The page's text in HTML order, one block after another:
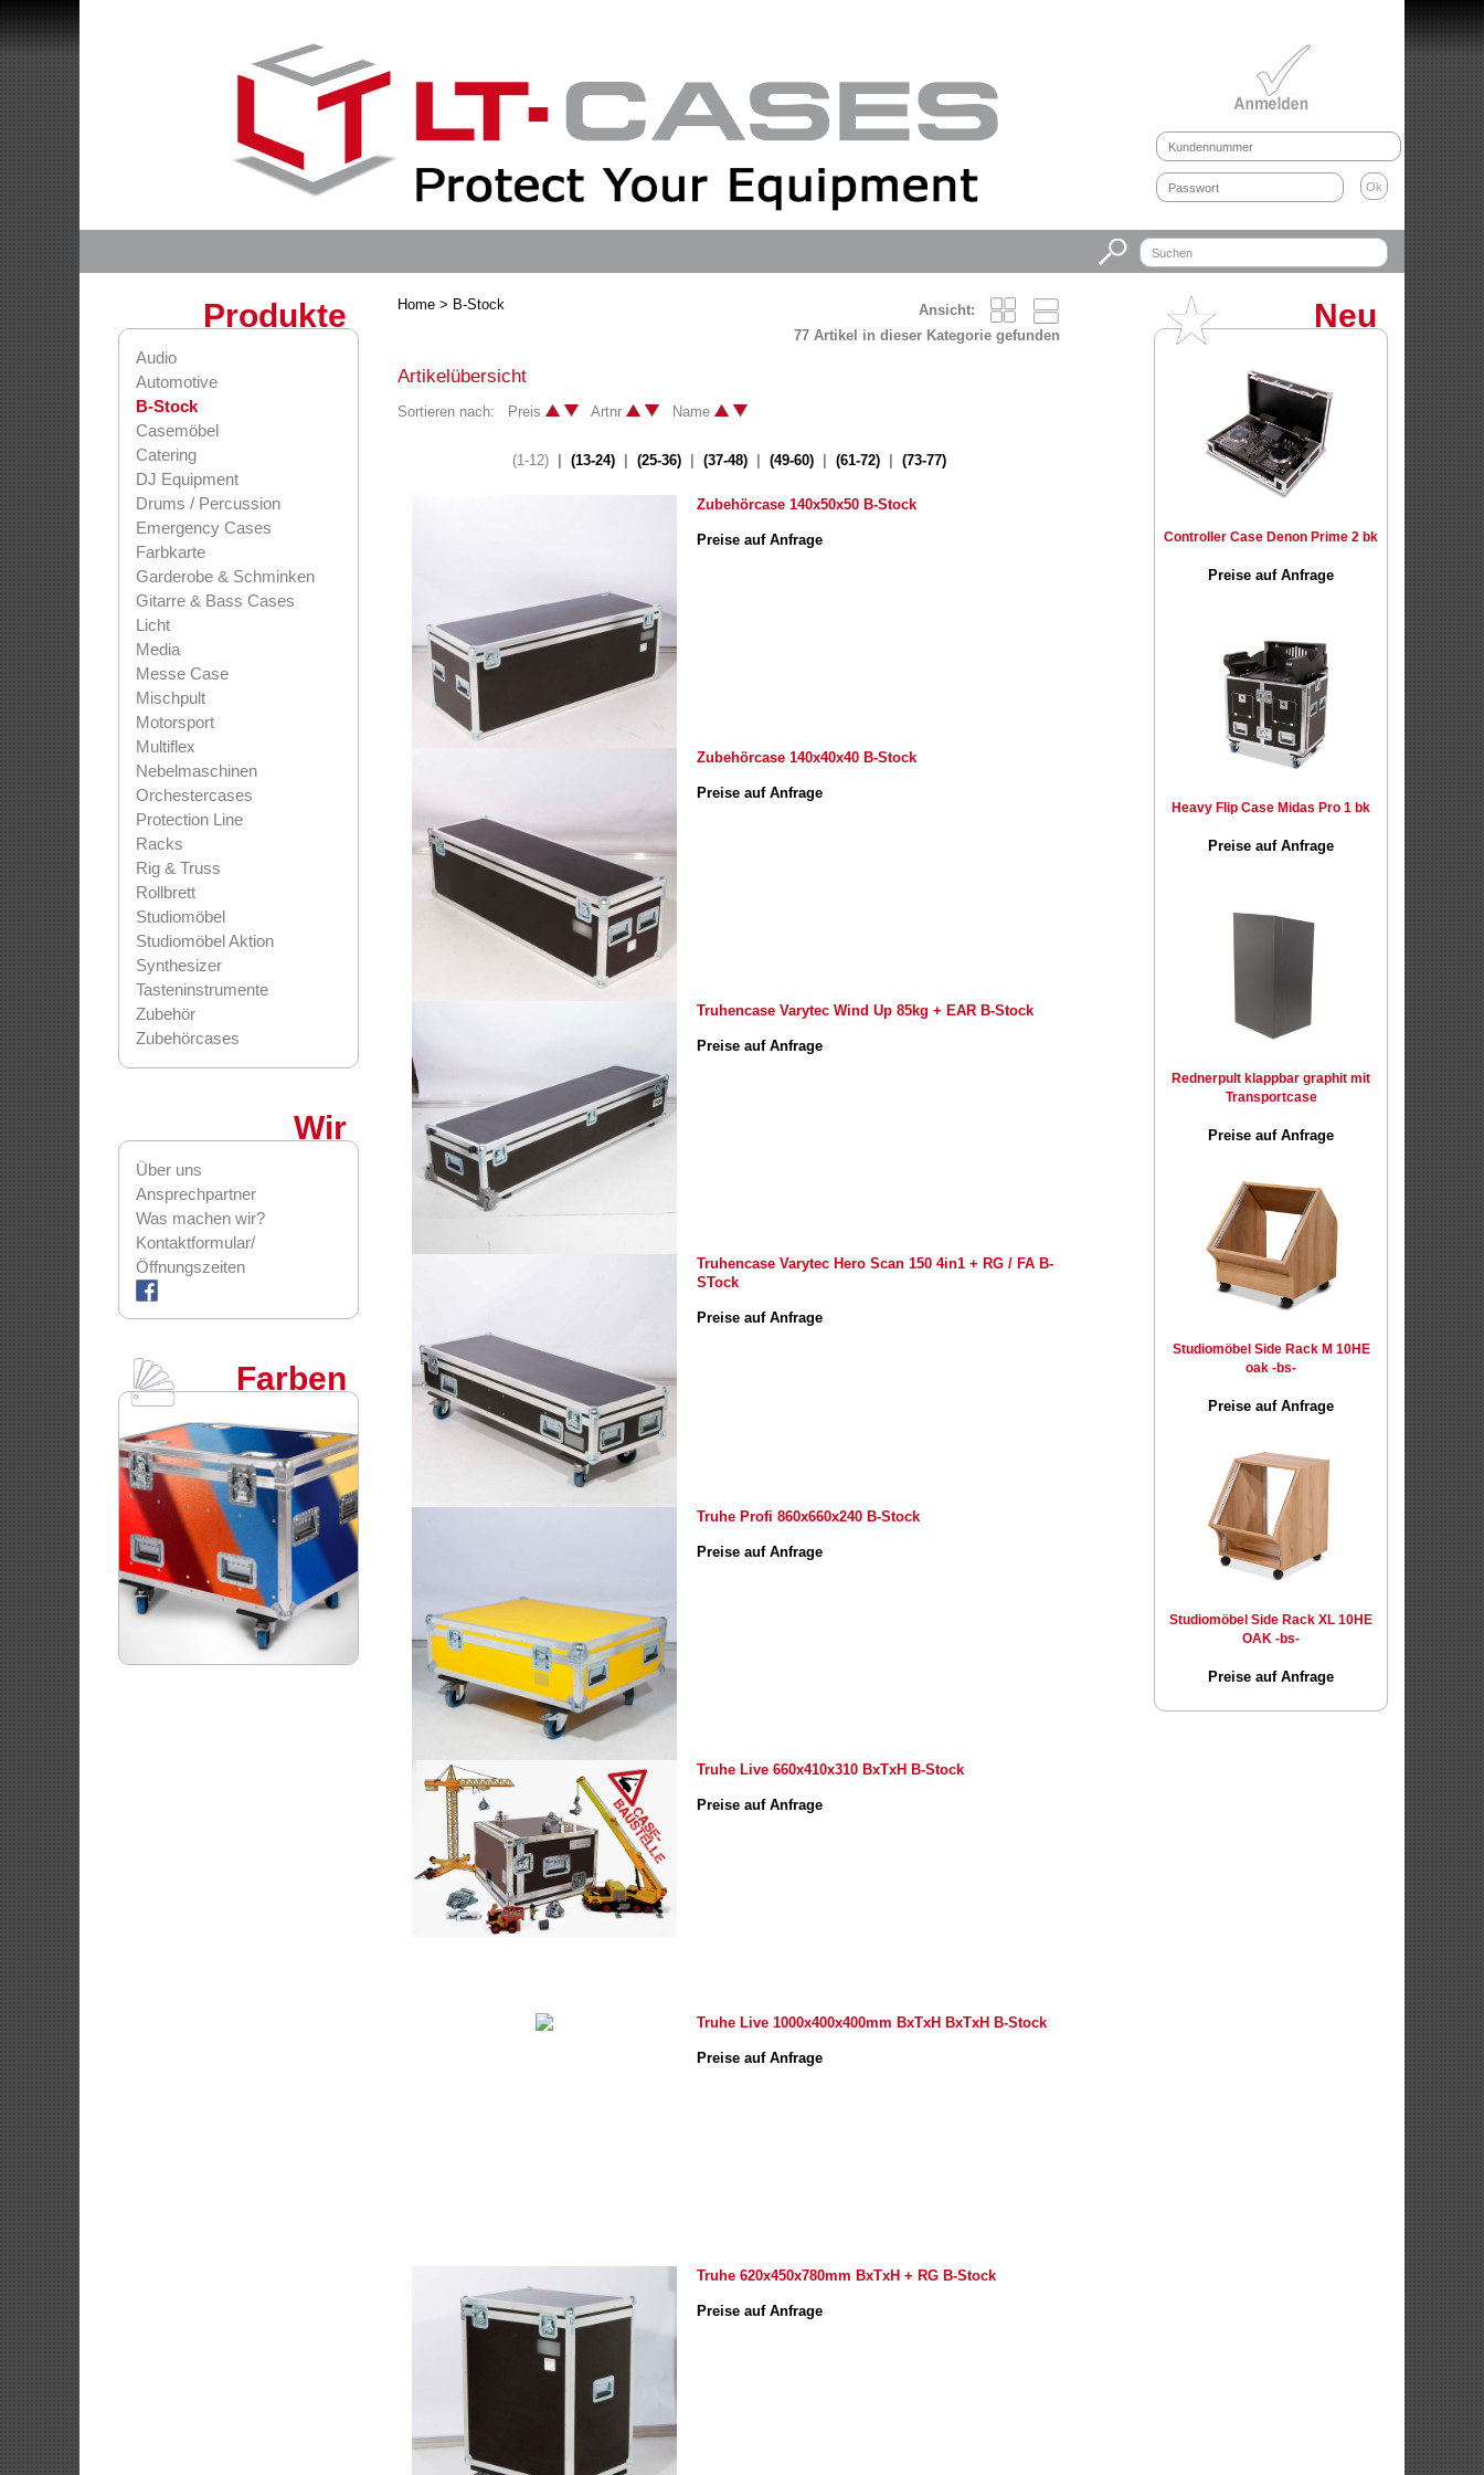
Produkte
Audio
Automotive
B-Stock
Casemöbel
Catering
DJ Equipment
Drums / Percussion
Emergency Cases
Farbkarte
Garderobe & Schminken
Gitarre & Bass Cases
Licht
Media
Messe Case
Mischpult
Motorsport
Multiflex
Nebelmaschinen
Orchestercases
Protection Line
Racks
Rig & Truss
Rollbrett
Studiomöbel
Studiomöbel Aktion
Synthesizer
Tasteninstrumente
Zubehör
Zubehörcases
Wir
Über uns
Ansprechpartner
Was machen wir?
Kontaktformular/
Öffnungszeiten
Farben
Home > B-Stock
Ansicht:
77 Artikel in dieser Kategorie gefunden
Artikelübersicht
Sortieren nach: Preis Artnr Name
(1-12) (13-24) (25-36) (37-48) (49-60) (61-72) (73-77)
Zubehörcase 140x50x50 B-Stock
Preise auf Anfrage
Zubehörcase 140x40x40 B-Stock
Preise auf Anfrage
Truhencase Varytec Wind Up 85kg + EAR B-Stock
Preise auf Anfrage
Truhencase Varytec Hero Scan 150 4in1 + RG / FA B-
STock
Preise auf Anfrage
Truhe Profi 860x660x240 B-Stock
Preise auf Anfrage
Truhe Live 660x410x310 BxTxH B-Stock
Preise auf Anfrage
Truhe Live 1000x400x400mm BxTxH BxTxH B-Stock
Preise auf Anfrage
Truhe 620x450x780mm BxTxH + RG B-Stock
Preise auf Anfrage
Neu
Controller Case Denon Prime 2 bk
Preise auf Anfrage
Heavy Flip Case Midas Pro 1 bk
Preise auf Anfrage
Rednerpult klappbar graphit mit
Transportcase
Preise auf Anfrage
Studiomöbel Side Rack M 10HE
oak -bs-
Preise auf Anfrage
Studiomöbel Side Rack XL 10HE
OAK -bs-
Preise auf Anfrage